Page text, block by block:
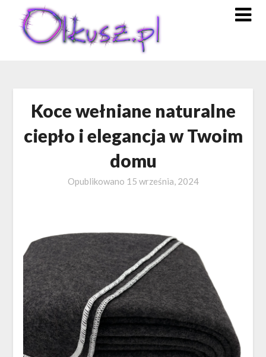
content
Koce wełniane naturalne
ciepło i elegancja w Twoim
domu
Opublikowano 15 września, 2024